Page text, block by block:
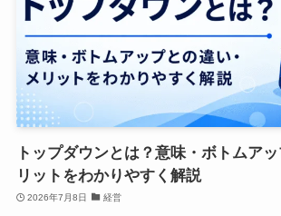
トップダウンとは？意味・ボトムア
リットをわかりやすく解説
2026年7月8日 経営